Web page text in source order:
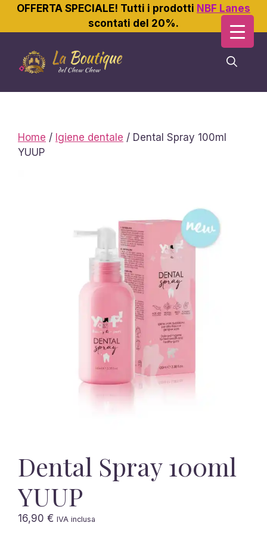
OFFERTA SPECIALE! Tutti i prodotti NBF Lanes
scontati del 20%.
contenuto
Home / Igiene dentale / Dental Spray 100ml
YUUP
Dental Spray 100ml
YUUP
16,90 € IVA inclusa